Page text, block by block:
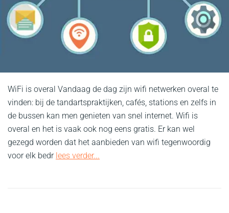
WiFi is overal Vandaag de dag zijn wifi netwerken overal te
vinden: bij de tandartspraktijken, cafés, stations en zelfs in
de bussen kan men genieten van snel internet. Wifi is
overal en het is vaak ook nog eens gratis. Er kan wel
gezegd worden dat het aanbieden van wifi tegenwoordig
voor elk bedr lees verder...